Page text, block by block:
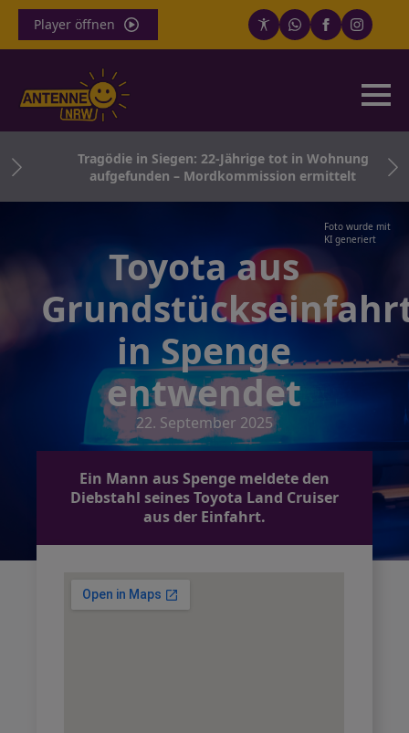
Player öffnen
Tragödie in Siegen: 22-Jährige tot in Wohnung
aufgefunden – Mordkommission ermittelt
Foto wurde mit
KI generiert
Toyota aus
in Spenge
entwendet
22. September 2025
Ein Mann aus Spenge meldete den
Diebstahl seines Toyota Land Cruiser
aus der Einfahrt.